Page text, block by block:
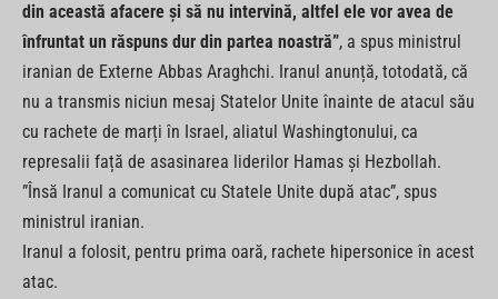
din această afacere și să nu intervină, altfel ele vor avea de
înfruntat un răspuns dur din partea noastră”, a spus ministrul
iranian de Externe Abbas Araghchi. Iranul anunță, totodată, că
nu a transmis niciun mesaj Statelor Unite înainte de atacul său
cu rachete de marți în Israel, aliatul Washingtonului, ca
represalii față de asasinarea liderilor Hamas și Hezbollah.
”Însă Iranul a comunicat cu Statele Unite după atac”, spus
ministrul iranian.
Iranul a folosit, pentru prima oară, rachete hipersonice în acest
atac.